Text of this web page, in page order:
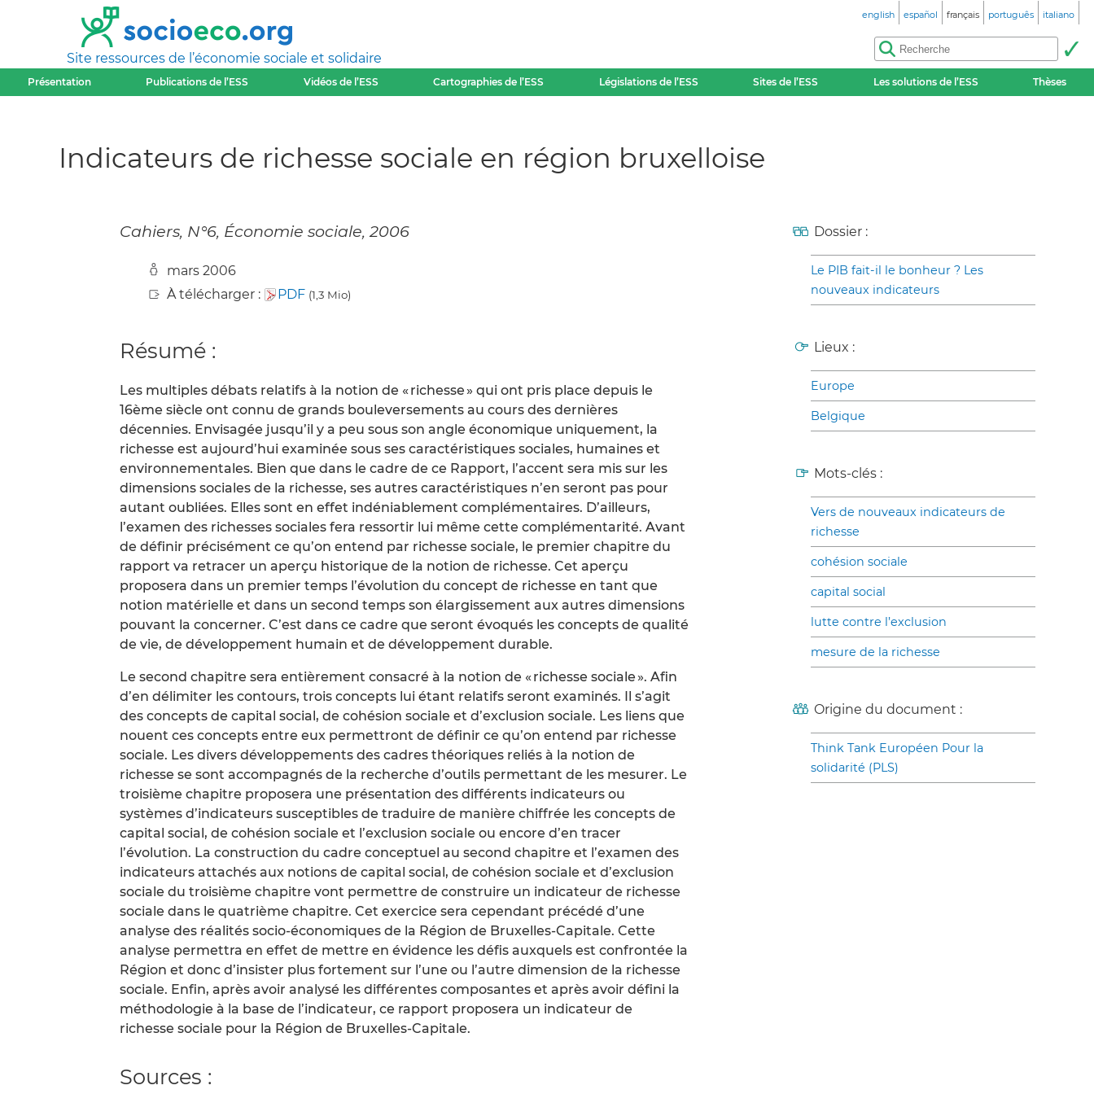
Site ressources de l’économie sociale et solidaire
english español français português italiano
Présentation Publications de l’ESS Vidéos de l’ESS Cartographies de l’ESS Législations de l’ESS Sites de l’ESS Les solutions de l’ESS Thèses
Indicateurs de richesse sociale en région bruxelloise
Cahiers, N°6, Économie sociale, 2006
mars 2006
À télécharger :
PDF (1,3 Mio)
Résumé :
Les multiples débats relatifs à la notion de « richesse » qui ont pris place depuis le
16ème siècle ont connu de grands bouleversements au cours des dernières
décennies. Envisagée jusqu’il y a peu sous son angle économique uniquement, la
richesse est aujourd’hui examinée sous ses caractéristiques sociales, humaines et
environnementales. Bien que dans le cadre de ce Rapport, l’accent sera mis sur les
dimensions sociales de la richesse, ses autres caractéristiques n’en seront pas pour
autant oubliées. Elles sont en effet indéniablement complémentaires. D’ailleurs,
l’examen des richesses sociales fera ressortir lui même cette complémentarité. Avant
de définir précisément ce qu’on entend par richesse sociale, le premier chapitre du
rapport va retracer un aperçu historique de la notion de richesse. Cet aperçu
proposera dans un premier temps l’évolution du concept de richesse en tant que
notion matérielle et dans un second temps son élargissement aux autres dimensions
pouvant la concerner. C’est dans ce cadre que seront évoqués les concepts de qualité
de vie, de développement humain et de développement durable.
Le second chapitre sera entièrement consacré à la notion de « richesse sociale ». Afin
d’en délimiter les contours, trois concepts lui étant relatifs seront examinés. Il s’agit
des concepts de capital social, de cohésion sociale et d’exclusion sociale. Les liens que
nouent ces concepts entre eux permettront de définir ce qu’on entend par richesse
sociale. Les divers développements des cadres théoriques reliés à la notion de
richesse se sont accompagnés de la recherche d’outils permettant de les mesurer. Le
troisième chapitre proposera une présentation des différents indicateurs ou
systèmes d’indicateurs susceptibles de traduire de manière chiffrée les concepts de
capital social, de cohésion sociale et l’exclusion sociale ou encore d’en tracer
l’évolution. La construction du cadre conceptuel au second chapitre et l’examen des
indicateurs attachés aux notions de capital social, de cohésion sociale et d’exclusion
sociale du troisième chapitre vont permettre de construire un indicateur de richesse
sociale dans le quatrième chapitre. Cet exercice sera cependant précédé d’une
analyse des réalités socio-économiques de la Région de Bruxelles-Capitale. Cette
analyse permettra en effet de mettre en évidence les défis auxquels est confrontée la
Région et donc d’insister plus fortement sur l’une ou l’autre dimension de la richesse
sociale. Enfin, après avoir analysé les différentes composantes et après avoir défini la
méthodologie à la base de l’indicateur, ce rapport proposera un indicateur de
richesse sociale pour la Région de Bruxelles-Capitale.
Sources :
Dossier :
Le PIB fait-il le bonheur ? Les
nouveaux indicateurs
Lieux :
Europe
Belgique
Mots-clés :
Vers de nouveaux indicateurs de
richesse
cohésion sociale
capital social
lutte contre l’exclusion
mesure de la richesse
Origine du document :
Think Tank Européen Pour la
solidarité (PLS)